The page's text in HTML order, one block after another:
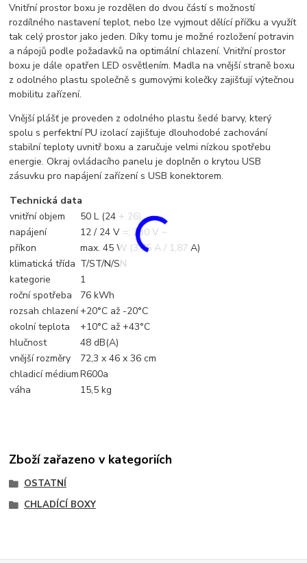
Vnitřní prostor boxu je rozdělen do dvou částí s možností
rozdílného nastavení teplot, nebo lze vyjmout dělící příčku a využít
tak celý prostor jako jeden. Díky tomu je možné rozložení potravin
a nápojů podle požadavků na optimální chlazení. Vnitřní prostor
boxu je dále opatřen LED osvětlením. Madla na vnější straně boxu
z odolného plastu společně s gumovými kolečky zajišťují výtečnou
mobilitu zařízení.
Vnější plášť je proveden z odolného plastu šedé barvy, který
spolu s perfektní PU izolací zajišťuje dlouhodobé zachování
stabilní teploty uvnitř boxu a zaručuje velmi nízkou spotřebu
energie. Okraj ovládacího panelu je doplněn o krytou USB
zásuvku pro napájení zařízení s USB konektorem.
Technická data
vnitřní objem
50 L (24 + 26)
napájení
12 / 24 V =; 230 V ~
příkon
max. 45 W (3,75 A / 1,87 A)
klimatická třída T/ST/N/SN
kategorie
1
roční spotřeba
76 kWh
rozsah chlazení+20°C až -20°C
okolní teplota
+10°C až +43°C
hlučnost
48 dB(A)
vnější rozměry
72,3 x 46 x 36 cm
chladicí médiumR600a
váha
15,5 kg
Zboží zařazeno v kategoriích
OSTATNÍ
CHLADÍCÍ BOXY